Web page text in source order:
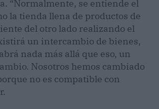
“Normalmente, se entiende el
la tienda llena de productos de
del otro lado realizando el
un intercambio de bienes,
nada más allá que eso, un
Nosotros hemos cambiado
no es compatible con